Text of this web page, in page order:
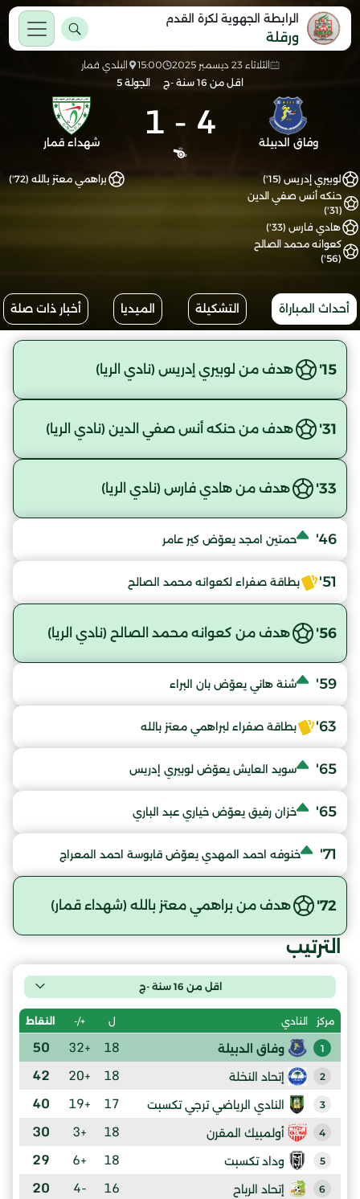
الرابطة الجهوية لكرة القدم
ورقلة
الثلاثاء 23 ديسمبر 2025 15:00
البلدي قمار
اقل من 16 سنة -ج
الجولة 5
وفاق الدبيلة 4
-
1 شهداء قمار
لوبيري إدريس (15')
حنكه أنس صفي الدين
(31')
هادي فارس (33')
كعوانه محمد الصالح
(56')
براهمي معتز بالله (72')
أحداث المباراة التشكيلة الميديا أخبار ذات صلة
15' هدف من لوبيري إدريس (نادي الريا)
31' هدف من حنكه أنس صفي الدين (نادي الريا)
33' هدف من هادي فارس (نادي الريا)
46' حمتين امجد يعوّض كير عامر
51' بطاقة صفراء لكعوانه محمد الصالح
56' هدف من كعوانه محمد الصالح (نادي الريا)
59' شنة هاني يعوّض بان البراء
63' بطاقة صفراء لبراهمي معتز بالله
65' سويد العايش يعوّض لوبيري إدريس
65' خزان رفيق يعوّض خياري عبد الباري
71' خنوفه احمد المهدي يعوّض قابوسة احمد المعراج
72' هدف من براهمي معتز بالله (شهداء قمار)
الترتيب
اقل من 16 سنة -ج
مركز النادي ل +/- النقاط
1 وفاق الدبيلة 18
+32
50
2 إتحاد النخلة 18
+20
42
3 النادي الرياضي ترجي تكسبت 17
+19
40
4 أولمبيك المقرن 18
+3
30
5 وداد تكسبت 18
+6
29
6 إتحاد الرباح 16
-4
20